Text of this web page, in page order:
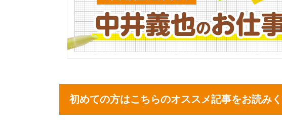
初めての方はこちらのオススメ記事をお読み